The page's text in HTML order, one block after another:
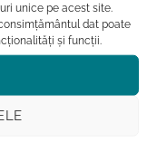
unice pe acest site.
dat poate
și funcții.